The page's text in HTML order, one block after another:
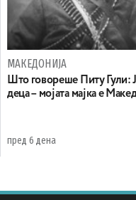
МАКЕДОНИЈА
Што говореше Питу Гули:
деца – мојата мајка е
пред 6 дена